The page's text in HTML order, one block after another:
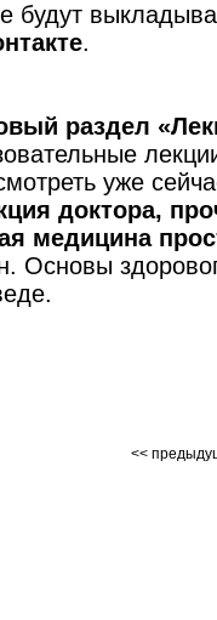
будут
.
раздел
уже
доктора,
медицина
Основы
<<